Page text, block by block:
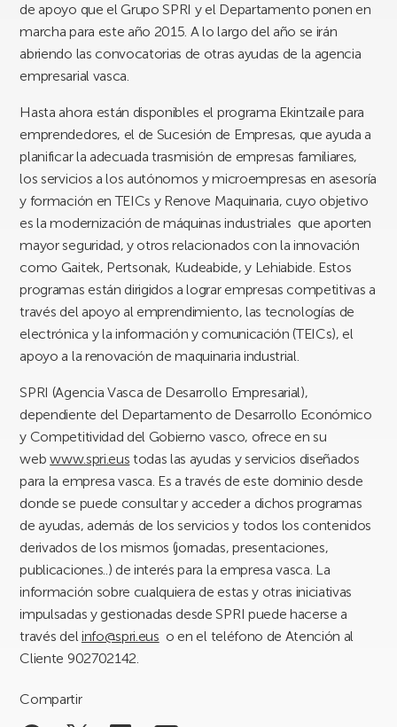
de apoyo que el Grupo SPRI y el Departamento ponen en
marcha para este año 2015. A lo largo del año se irán
abriendo las convocatorias de otras ayudas de la agencia
empresarial vasca.
Hasta ahora están disponibles el programa Ekintzaile para
emprendedores, el de Sucesión de Empresas, que ayuda a
planificar la adecuada trasmisión de empresas familiares,
los servicios a los autónomos y microempresas en asesoría
y formación en TEICs y Renove Maquinaria, cuyo objetivo
es la modernización de máquinas industriales que aporten
mayor seguridad, y otros relacionados con la innovación
como Gaitek, Pertsonak, Kudeabide, y Lehiabide. Estos
programas están dirigidos a lograr empresas competitivas a
través del apoyo al emprendimiento, las tecnologías de
electrónica y la información y comunicación (TEICs), el
apoyo a la renovación de maquinaria industrial.
SPRI (Agencia Vasca de Desarrollo Empresarial),
dependiente del Departamento de Desarrollo Económico
y Competitividad del Gobierno vasco, ofrece en su
webwww.spri.eus todas las ayudas y servicios diseñados
para la empresa vasca. Es a través de este dominio desde
donde se puede consultar y acceder a dichos programas
de ayudas, además de los servicios y todos los contenidos
derivados de los mismos (jornadas, presentaciones,
publicaciones..) de interés para la empresa vasca. La
información sobre cualquiera de estas y otras iniciativas
impulsadas y gestionadas desde SPRI puede hacerse a
través delinfo@spri.eus o en el teléfono de Atención al
Cliente 902702142.
Compartir